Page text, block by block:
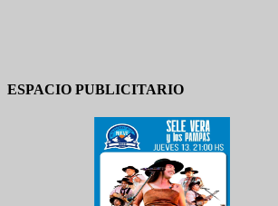
ESPACIO PUBLICITARIO